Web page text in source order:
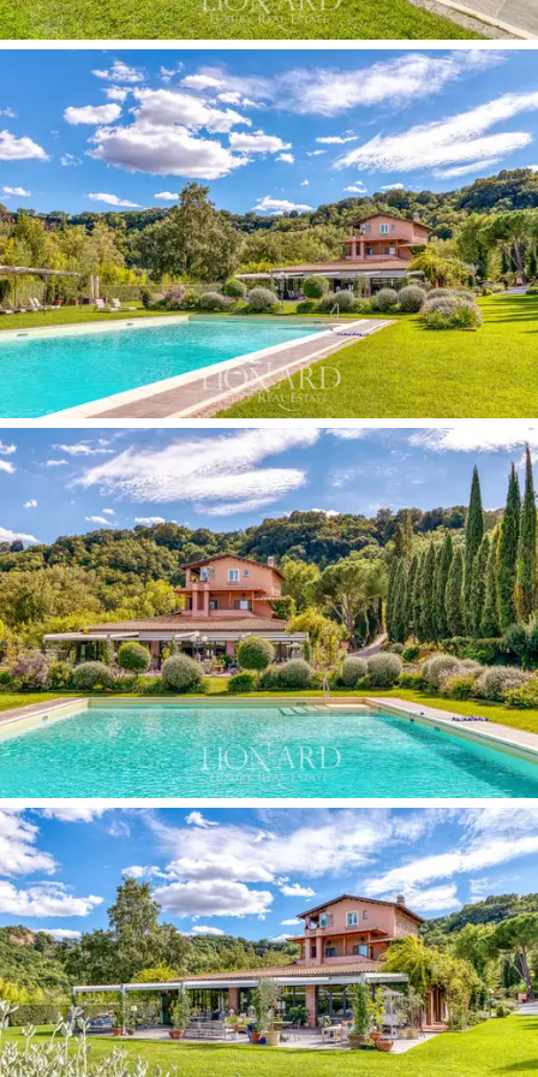
seter og sofaer.
Denne sjarmerende eiendommentil salgs et steinkast
fra Roma, komplett med parkering for gjester, er den
ideelle eiendommen for naturelskere og de som liker
rolige steder.